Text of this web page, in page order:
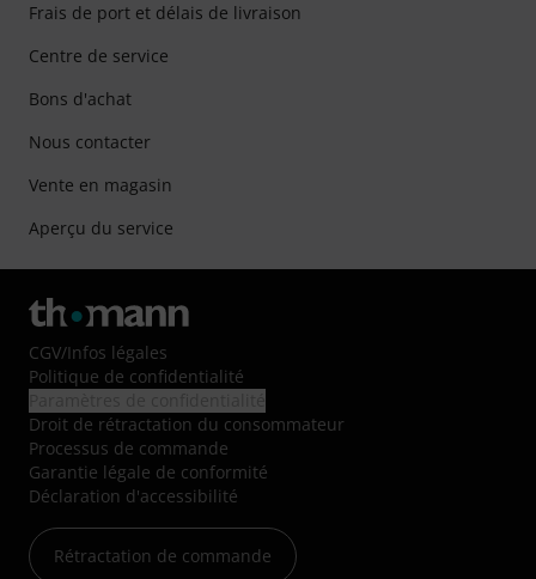
Frais de port et délais de livraison
Centre de service
Bons d'achat
Nous contacter
Vente en magasin
Aperçu du service
CGV/Infos légales
Politique de confidentialité
Droit de rétractation du consommateur
Processus de commande
Garantie légale de conformité
Déclaration d'accessibilité
Rétractation de commande